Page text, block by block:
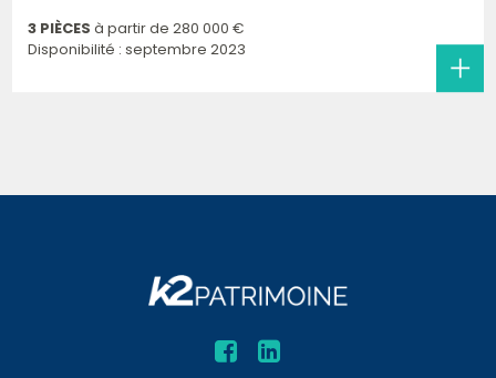
3 PIÈCES à partir de 280 000 €
Disponibilité : septembre 2023